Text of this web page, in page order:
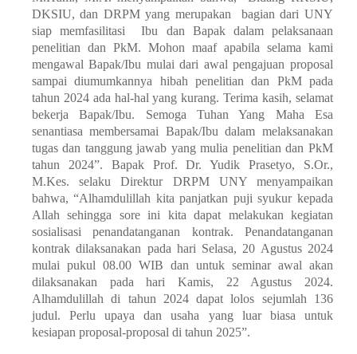
DKSIU, dan DRPM yang merupakan bagian dari UNY
siap memfasilitasi Ibu dan Bapak dalam pelaksanaan
penelitian dan PkM. Mohon maaf apabila selama kami
mengawal Bapak/Ibu mulai dari awal pengajuan proposal
sampai diumumkannya hibah penelitian dan PkM pada
tahun 2024 ada hal-hal yang kurang. Terima kasih, selamat
bekerja Bapak/Ibu. Semoga Tuhan Yang Maha Esa
senantiasa membersamai Bapak/Ibu dalam melaksanakan
tugas dan tanggung jawab yang mulia penelitian dan PkM
tahun 2024”. Bapak Prof. Dr. Yudik Prasetyo, S.Or.,
M.Kes. selaku Direktur DRPM UNY menyampaikan
bahwa, “Alhamdulillah kita panjatkan puji syukur kepada
Allah sehingga sore ini kita dapat melakukan kegiatan
sosialisasi penandatanganan kontrak. Penandatanganan
kontrak dilaksanakan pada hari Selasa, 20 Agustus 2024
mulai pukul 08.00 WIB dan untuk seminar awal akan
dilaksanakan pada hari Kamis, 22 Agustus 2024.
Alhamdulillah di tahun 2024 dapat lolos sejumlah 136
judul. Perlu upaya dan usaha yang luar biasa untuk
kesiapan proposal-proposal di tahun 2025”.